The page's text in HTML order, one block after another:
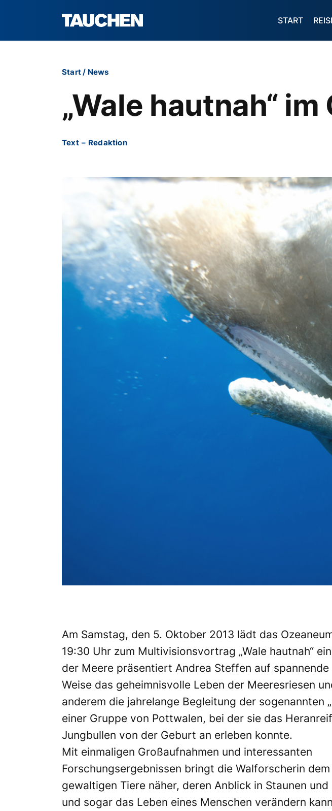
START
Start/ News
„Wale hautnah“
Text – Redaktion
Am Samstag, den 5. Oktober 2013 lädt das
19:30 Uhr zum Multivisionsvortrag „Wale hautnah“
der Meere präsentiert Andrea Steffen auf spannende
Weise das geheimnisvolle Leben der Meeresriesen
anderem die jahrelange Begleitung der sogenannten
einer Gruppe von Pottwalen, bei der sie das
Jungbullen von der Geburt an erleben konnte.
Mit einmaligen Großaufnahmen und interessanten
Forschungsergebnissen bringt die Walforscherin
gewaltigen Tiere näher, deren Anblick in Staunen
und sogar das Leben eines Menschen verändern